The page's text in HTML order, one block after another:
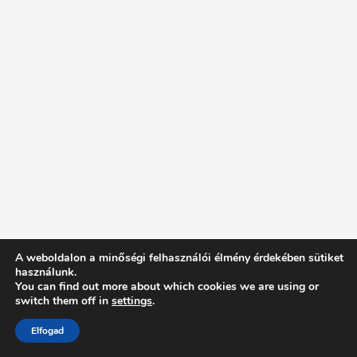
Intentionally Blank - Proudly powered by WordPress
A weboldalon a minőségi felhasználói élmény érdekében sütiket
használunk.
You can find out more about which cookies we are using or
switch them off in settings.
Elfogad